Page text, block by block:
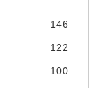
146
122
100